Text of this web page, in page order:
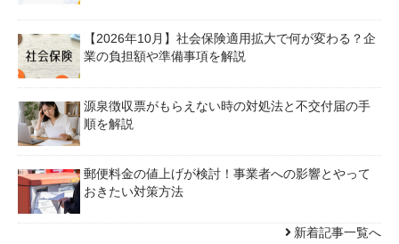
【2026年10月】社会保険適用拡大で何が変わる？企
業の負担額や準備事項を解説
源泉徴収票がもらえない時の対処法と不交付届の手
順を解説
郵便料金の値上げが検討！事業者への影響とやって
おきたい対策方法
新着記事一覧へ